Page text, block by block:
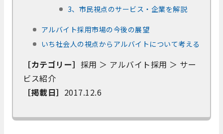
3、市民視点のサービス・企業を解説
アルバイト採用市場の今後の展望
いち社会人の視点からアルバイトについて考える
［カテゴリー］ 採用 ＞ アルバイト採用 ＞ サー
ビス紹介
［掲載日］ 2017.12.6